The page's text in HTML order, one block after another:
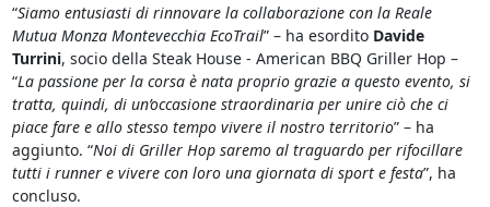
“Siamo entusiasti di rinnovare la collaborazione con la Reale
Mutua Monza Montevecchia EcoTrail” – ha esordito Davide
Turrini, socio della Steak House - American BBQ Griller Hop –
“La passione per la corsa è nata proprio grazie a questo evento, si
tratta, quindi, di un’occasione straordinaria per unire ciò che ci
piace fare e allo stesso tempo vivere il nostro territorio” – ha
aggiunto. “Noi di Griller Hop saremo al traguardo per rifocillare
tutti i runner e vivere con loro una giornata di sport e festa”, ha
concluso.